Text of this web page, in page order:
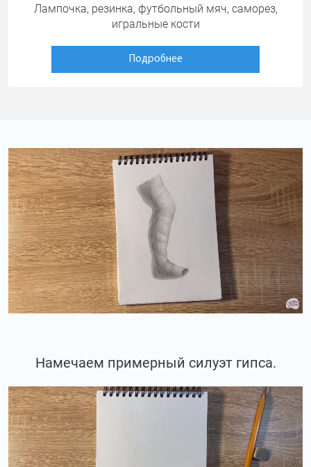
Лампочка, резинка, футбольный мяч, саморез,
игральные кости
Подробнее
Намечаем примерный силуэт гипса.